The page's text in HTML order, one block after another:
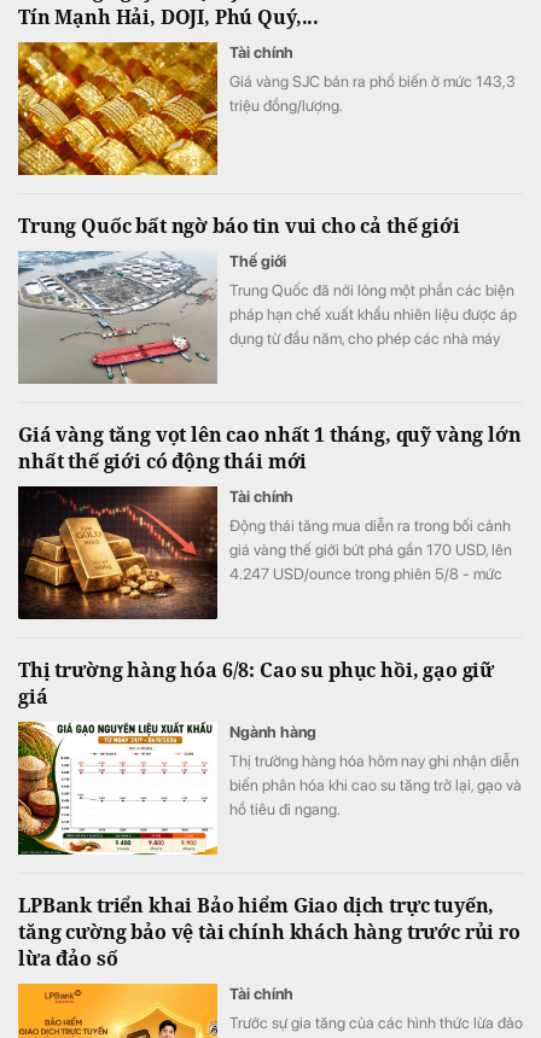
Tín Mạnh Hải, DOJI, Phú Quý,...
Tài chính
Giá vàng SJC bán ra phổ biến ở mức 143,3
triệu đồng/lượng.
Trung Quốc bất ngờ báo tin vui cho cả thế giới
Thế giới
Trung Quốc đã nới lỏng một phần các biện
pháp hạn chế xuất khẩu nhiên liệu được áp
dụng từ đầu năm, cho phép các nhà máy
Giá vàng tăng vọt lên cao nhất 1 tháng, quỹ vàng lớn
nhất thế giới có động thái mới
Tài chính
Động thái tăng mua diễn ra trong bối cảnh
giá vàng thế giới bứt phá gần 170 USD, lên
4.247 USD/ounce trong phiên 5/8 - mức
Thị trường hàng hóa 6/8: Cao su phục hồi, gạo giữ
giá
Ngành hàng
Thị trường hàng hóa hôm nay ghi nhận diễn
biến phân hóa khi cao su tăng trở lại, gạo và
hồ tiêu đi ngang.
LPBank triển khai Bảo hiểm Giao dịch trực tuyến,
tăng cường bảo vệ tài chính khách hàng trước rủi ro
lừa đảo số
Tài chính
Trước sự gia tăng của các hình thức lừa đảo